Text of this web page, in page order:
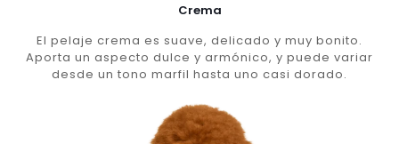
Crema
El pelaje crema es suave, delicado y muy bonito.
Aporta un aspecto dulce y armónico, y puede variar
desde un tono marfil hasta uno casi dorado.